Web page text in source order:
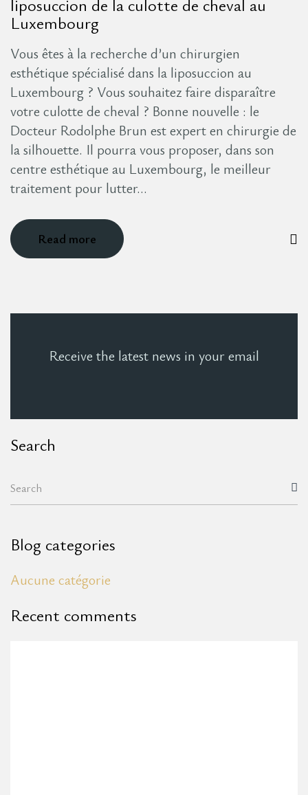
liposuccion de la culotte de cheval au
Luxembourg
Vous êtes à la recherche d’un chirurgien
esthétique spécialisé dans la liposuccion au
Luxembourg ? Vous souhaitez faire disparaître
votre culotte de cheval ? Bonne nouvelle : le
Docteur Rodolphe Brun est expert en chirurgie de
la silhouette. Il pourra vous proposer, dans son
centre esthétique au Luxembourg, le meilleur
traitement pour lutter…
Read more
Receive the latest news in your email
Search
Blog categories
Aucune catégorie
Recent comments